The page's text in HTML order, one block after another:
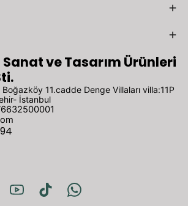
ve Tasarım Ürünleri
Boğazköy 11.cadde Denge Villaları villa:11P
İstanbul